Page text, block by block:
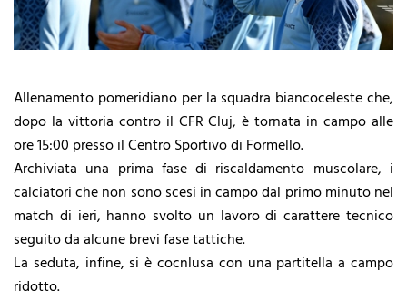
Allenamento pomeridiano per la squadra biancoceleste che,
dopo la vittoria contro il CFR Cluj, è tornata in campo alle
ore 15:00 presso il Centro Sportivo di Formello.
Archiviata una prima fase di riscaldamento muscolare, i
calciatori che non sono scesi in campo dal primo minuto nel
match di ieri, hanno svolto un lavoro di carattere tecnico
seguito da alcune brevi fase tattiche.
La seduta, infine, si è cocnlusa con una partitella a campo
ridotto.